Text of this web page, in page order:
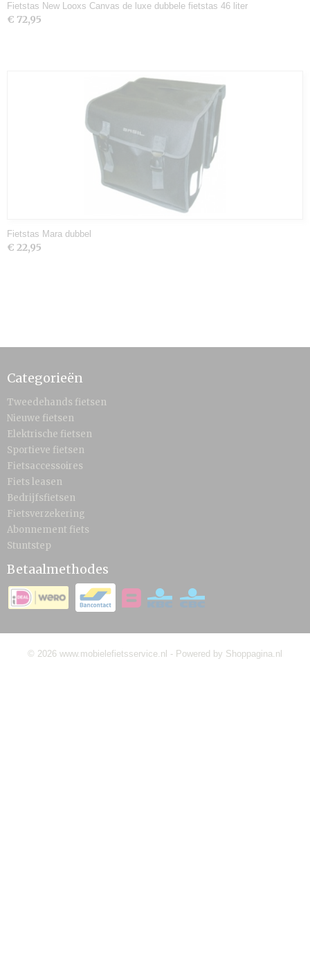
Fietstas New Looxs Canvas de luxe dubbele fietstas 46 liter
€ 72,95
Fietstas Mara dubbel
€ 22,95
Categorieën
Tweedehands fietsen
Nieuwe fietsen
Elektrische fietsen
Sportieve fietsen
Fietsaccessoires
Fiets leasen
Bedrijfsfietsen
Fietsverzekering
Abonnement fiets
Stuntstep
Betaalmethodes
© 2026 www.mobielefietsservice.nl - Powered by Shoppagina.nl